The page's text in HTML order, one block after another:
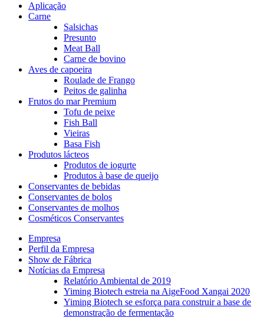
Aplicação
Carne
Salsichas
Presunto
Meat Ball
Carne de bovino
Aves de capoeira
Roulade de Frango
Peitos de galinha
Frutos do mar Premium
Tofu de peixe
Fish Ball
Vieiras
Basa Fish
Produtos lácteos
Produtos de iogurte
Produtos à base de queijo
Conservantes de bebidas
Conservantes de bolos
Conservantes de molhos
Cosméticos Conservantes
Empresa
Perfil da Empresa
Show de Fábrica
Notícias da Empresa
Relatório Ambiental de 2019
Yiming Biotech estreia na AigeFood Xangai 2020
Yiming Biotech se esforça para construir a base de
demonstração de fermentação